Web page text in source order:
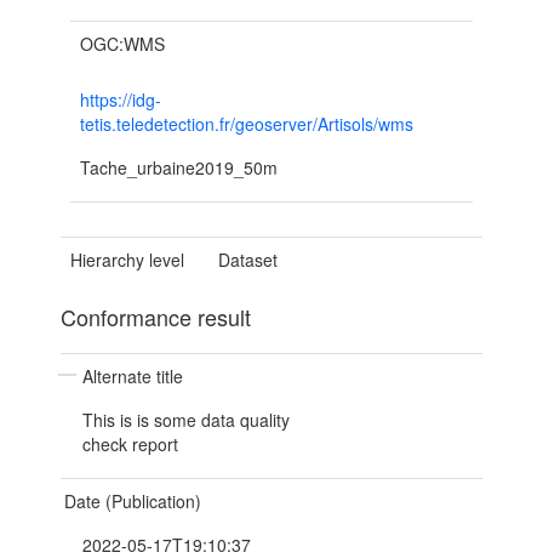
OGC:WMS
https://idg-
tetis.teledetection.fr/geoserver/Artisols/wms
Tache_urbaine2019_50m
Hierarchy level Dataset
Conformance result
Alternate title
This is is some data quality
check report
Date (Publication)
2022-05-17T19:10:37